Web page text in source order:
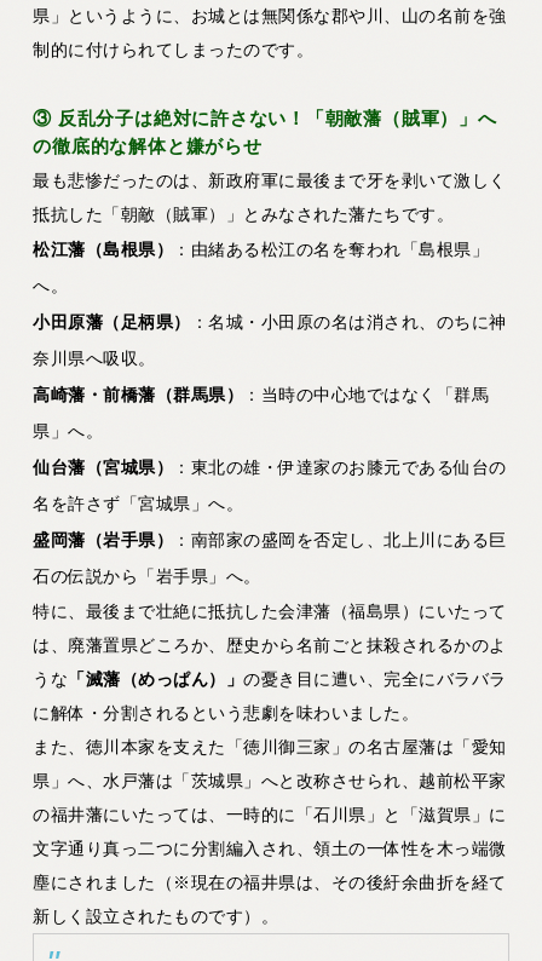
県」というように、お城とは無関係な郡や川、山の名前を強
制的に付けられてしまったのです。
③ 反乱分子は絶対に許さない！「朝敵藩（賊軍）」へ
の徹底的な解体と嫌がらせ
最も悲惨だったのは、新政府軍に最後まで牙を剥いて激しく
抵抗した「朝敵（賊軍）」とみなされた藩たちです。
松江藩（島根県）
：由緒ある松江の名を奪われ「島根県」
へ。
小田原藩（足柄県）
：名城・小田原の名は消され、のちに神
奈川県へ吸収。
高崎藩・前橋藩（群馬県）
：当時の中心地ではなく「群馬
県」へ。
仙台藩（宮城県）
：東北の雄・伊達家のお膝元である仙台の
名を許さず「宮城県」へ。
盛岡藩（岩手県）
：南部家の盛岡を否定し、北上川にある巨
石の伝説から「岩手県」へ。
特に、最後まで壮絶に抵抗した会津藩（福島県）にいたって
は、廃藩置県どころか、歴史から名前ごと抹殺されるかのよ
うな 「滅藩（めっぱん）」の憂き目に遭い、完全にバラバラ
に解体・分割されるという悲劇を味わいました。
また、徳川本家を支えた「徳川御三家」の名古屋藩は「愛知
県」へ、水戸藩は「茨城県」へと改称させられ、越前松平家
の福井藩にいたっては、一時的に「石川県」と「滋賀県」に
文字通り真っ二つに分割編入され、領土の一体性を木っ端微
塵にされました（※現在の福井県は、その後紆余曲折を経て
新しく設立されたものです）。